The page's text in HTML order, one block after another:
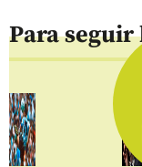
Para seguir